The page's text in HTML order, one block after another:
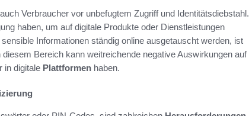
Verbraucher vor unbefugtem Zugriff und Identitätsdiebstahl.
haben, um auf digitale Produkte oder Dienstleistungen
Informationen ständig online ausgetauscht werden, ist
Bereich kann weitreichende negative Auswirkungen auf
in digitale Plattformen haben.